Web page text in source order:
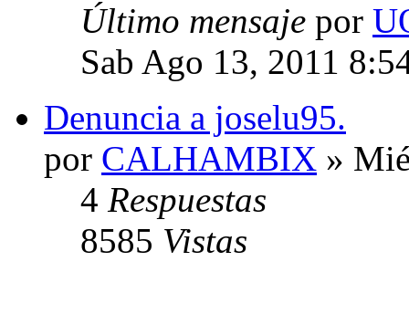
Último mensaje por
Sab Ago 13, 2011
Denuncia a joselu95.
por CALHAMBIX »
4 Respuestas
8585 Vistas